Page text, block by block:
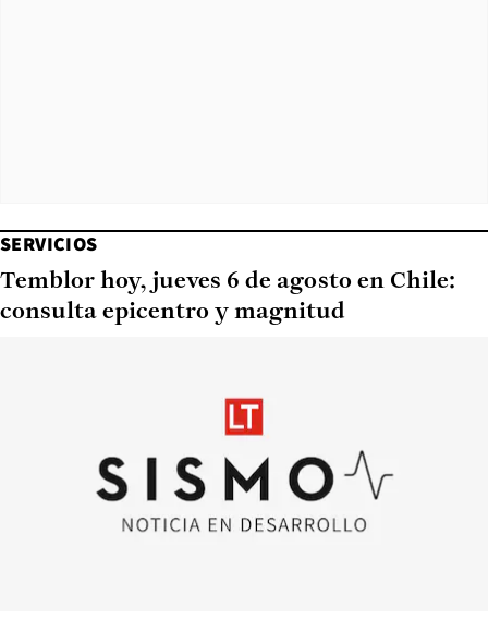
SERVICIOS
Temblor hoy, jueves 6 de agosto en Chile:
consulta epicentro y magnitud